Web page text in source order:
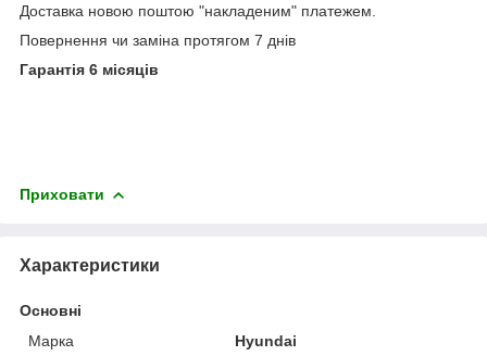
Доставка новою поштою "накладеним" платежем.
Повернення чи заміна протягом 7 днів
Гарантія 6 місяців
Приховати
Характеристики
Основні
Марка
Hyundai